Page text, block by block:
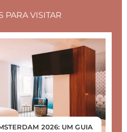
PARA VISITAR
2026: UM GUIA